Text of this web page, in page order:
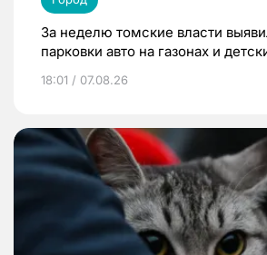
За неделю томские власти
парковки авто на газонах и
18:01 / 07.08.26